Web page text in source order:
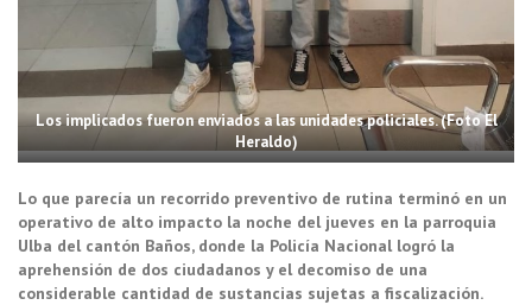
Los implicados fueron enviados a las unidades policiales. (Foto El
Heraldo)
Lo que parecía un recorrido preventivo de rutina terminó en un
operativo de alto impacto la noche del jueves en la parroquia
Ulba del cantón Baños, donde la Policía Nacional logró la
aprehensión de dos ciudadanos y el decomiso de una
considerable cantidad de sustancias sujetas a fiscalización.